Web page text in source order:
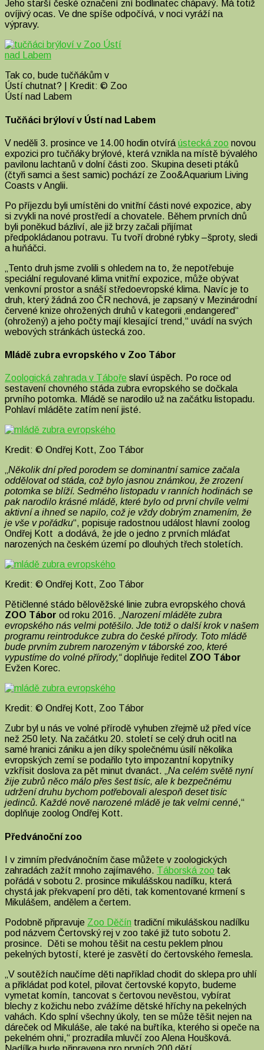
Jeho starší české označení zní bodlinatec chápavý. Má totiž
ovíjivý ocas. Ve dne spíše odpočívá, v noci vyráží na
výpravy.
Tak co, bude tučňákům v
Ústí chutnat? | Kredit: © Zoo
Ústí nad Labem
Tučňáci brýloví v Ústí nad Labem
V neděli 3. prosince ve 14.00 hodin otvírá ústecká zoo novou
expozici pro tučňáky brýlové, která vznikla na místě bývalého
pavilonu lachtanů v dolní části zoo. Skupina deseti ptáků
(čtyři samci a šest samic) pochází ze Zoo&Aquarium Living
Coasts v Anglii.
Po příjezdu byli umístěni do vnitřní části nové expozice, aby
si zvykli na nové prostředí a chovatele. Během prvních dnů
byli poněkud bázliví, ale již brzy začali přijímat
předpokládanou potravu. Tu tvoří drobné rybky –šproty, sledi
a huňáčci.
„Tento druh jsme zvolili s ohledem na to, že nepotřebuje
speciální regulované klima vnitřní expozice, může obývat
venkovní prostor a snáší středoevropské klima. Navíc je to
druh, který žádná zoo ČR nechová, je zapsaný v Mezinárodní
červené knize ohrožených druhů v kategorii ‚endangered“
(ohrožený) a jeho počty mají klesající trend,“ uvádí na svých
webových stránkách ústecká zoo.
Mládě zubra evropského v Zoo Tábor
Zoologická zahrada v Táboře slaví úspěch. Po roce od
sestavení chovného stáda zubra evropského se dočkala
prvního potomka. Mládě se narodilo už na začátku listopadu.
Pohlaví mláděte zatím není jisté.
Kredit: © Ondřej Kott, Zoo Tábor
„Několik dní před porodem se dominantní samice začala
oddělovat od stáda, což bylo jasnou známkou, že zrození
potomka se blíží. Sedmého listopadu v ranních hodinách se
pak narodilo krásné mládě, které bylo od první chvíle velmi
aktivní a ihned se napilo, což je vždy dobrým znamením, že
je vše v pořádku“, popisuje radostnou událost hlavní zoolog
Ondřej Kott a dodává, že jde o jedno z prvních mláďat
narozených na českém území po dlouhých třech stoletích.
Kredit: © Ondřej Kott, Zoo Tábor
Pětičlenné stádo bělověžské linie zubra evropského chová
ZOO Tábor od roku 2016. „Narození mláděte zubra
evropského nás velmi potěšilo. Jde totiž o další krok v našem
programu reintrodukce zubra do české přírody. Toto mládě
bude prvním zubrem narozeným v táborské zoo, které
vypustíme do volné přírody,“doplňuje ředitel ZOO Tábor
Evžen Korec.
Kredit: © Ondřej Kott, Zoo Tábor
Zubr byl u nás ve volné přírodě vyhuben zřejmě už před více
než 250 lety. Na začátku 20. století se celý druh ocitl na
samé hranici zániku a jen díky společnému úsilí několika
evropských zemí se podařilo tyto impozantní kopytníky
vzkřísit doslova za pět minut dvanáct. „Na celém světě nyní
žije zubrů něco málo přes šest tisíc, ale k bezpečnému
udržení druhu bychom potřebovali alespoň deset tisíc
jedinců. Každé nově narozené mládě je tak velmi cenné,“
doplňuje zoolog Ondřej Kott.
Předvánoční zoo
I v zimním předvánočním čase můžete v zoologických
zahradách zažít mnoho zajímavého. Táborská zoo tak
pořádá v sobotu 2. prosince mikulášskou nadílku, která
chystá jak překvapení pro děti, tak komentované krmení s
Mikulášem, andělem a čertem.
Podobně připravuje Zoo Děčín tradiční mikulášskou nadílku
pod názvem Čertovský rej v zoo také již tuto sobotu 2.
prosince. Děti se mohou těšit na cestu peklem plnou
pekelných bytostí, které je zasvětí do čertovského řemesla.
„V soutěžích naučíme děti například chodit do sklepa pro uhlí
a přikládat pod kotel, pilovat čertovské kopyto, budeme
vymetat komín, tancovat s čertovou nevěstou, vybírat
blechy z kožichu nebo zvážíme dětské hříchy na pekelných
vahách. Kdo splní všechny úkoly, ten se může těšit nejen na
dáreček od Mikuláše, ale také na buřtíka, kterého si opeče na
pekelném ohni,“ prozradila mluvčí zoo Alena Houšková.